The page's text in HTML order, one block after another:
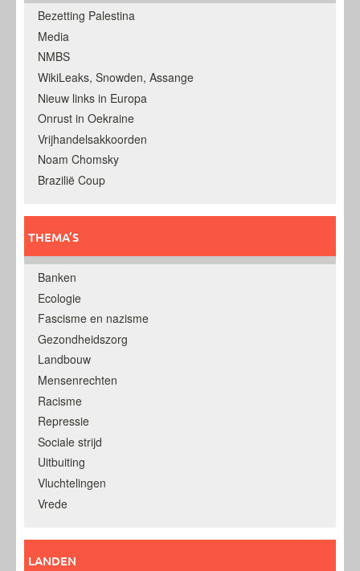
Bezetting Palestina
Media
NMBS
WikiLeaks, Snowden, Assange
Nieuw links in Europa
Onrust in Oekraine
Vrijhandelsakkoorden
Noam Chomsky
Brazilië Coup
THEMA’S
Banken
Ecologie
Fascisme en nazisme
Gezondheidszorg
Landbouw
Mensenrechten
Racisme
Repressie
Sociale strijd
Uitbuiting
Vluchtelingen
Vrede
LANDEN